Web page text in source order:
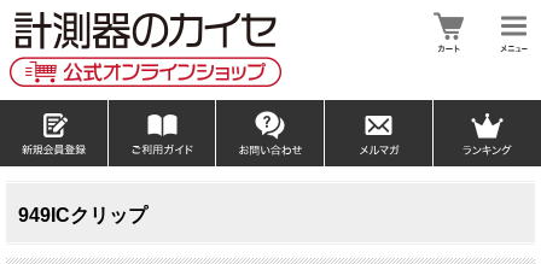
949ICクリップ